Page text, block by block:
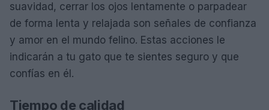
suavidad, cerrar los ojos lentamente o parpadear
de forma lenta y relajada son señales de confianza
y amor en el mundo felino. Estas acciones le
indicarán a tu gato que te sientes seguro y que
confías en él.
Tiempo de calidad